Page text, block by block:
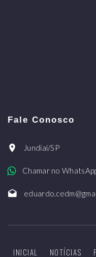
Fale Conosco
Jundiaí/SP
Chamar no
INICIAL NOTÍCIAS